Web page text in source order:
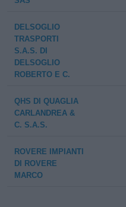
DELSOGLIO
TRASPORTI
S.A.S. DI
DELSOGLIO
ROBERTO E C.
QHS DI QUAGLIA
CARLANDREA &
C. S.A.S.
ROVERE IMPIANTI
DI ROVERE
MARCO